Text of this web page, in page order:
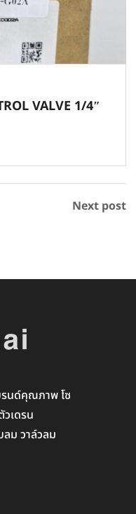
VALVE 1/4″
Next post
นด์คุณภาพ โซ
เดรน
ม วาล์วลม